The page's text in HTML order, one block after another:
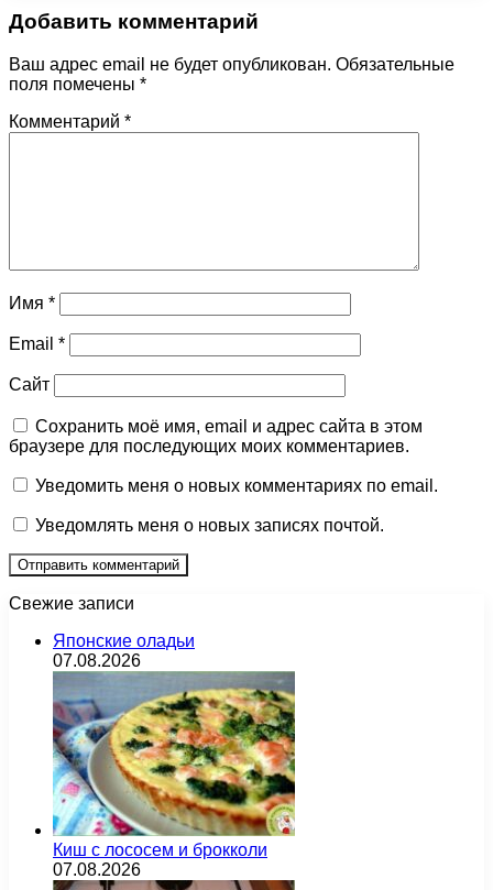
Добавить комментарий
Ваш адрес email не будет опубликован. Обязательные
поля помечены *
Комментарий *
Имя *
Email *
Сайт
Сохранить моё имя, email и адрес сайта в этом
браузере для последующих моих комментариев.
Уведомить меня о новых комментариях по email.
Уведомлять меня о новых записях почтой.
Свежие записи
Японские оладьи
07.08.2026
Киш с лососем и брокколи
07.08.2026